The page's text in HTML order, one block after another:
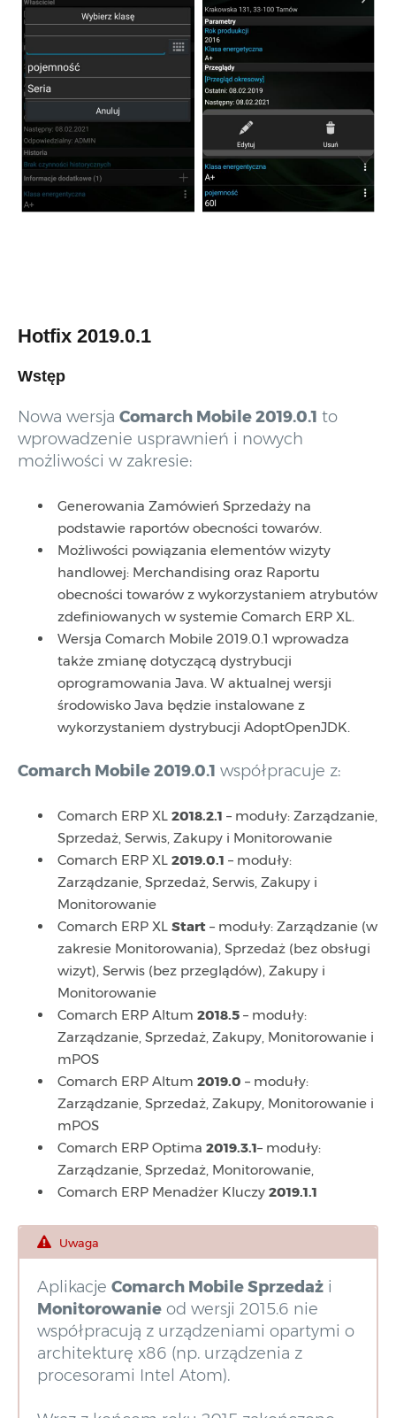
Hotfix 2019.0.1
Wstęp
Nowa wersja Comarch Mobile 2019.0.1 to
wprowadzenie usprawnień i nowych
możliwości w zakresie:
Generowania Zamówień Sprzedaży na
podstawie raportów obecności towarów.
Możliwości powiązania elementów wizyty
handlowej: Merchandising oraz Raportu
obecności towarów z wykorzystaniem atrybutów
zdefiniowanych w systemie Comarch ERP XL.
Wersja Comarch Mobile 2019.0.1 wprowadza
także zmianę dotyczącą dystrybucji
oprogramowania Java. W aktualnej wersji
środowisko Java będzie instalowane z
wykorzystaniem dystrybucji AdoptOpenJDK.
Comarch Mobile 2019.0.1 współpracuje z:
Comarch ERP XL 2018.2.1 – moduły: Zarządzanie,
Sprzedaż, Serwis, Zakupy i Monitorowanie
Comarch ERP XL 2019.0.1 – moduły:
Zarządzanie, Sprzedaż, Serwis, Zakupy i
Monitorowanie
Comarch ERP XL Start – moduły: Zarządzanie (w
zakresie Monitorowania), Sprzedaż (bez obsługi
wizyt), Serwis (bez przeglądów), Zakupy i
Monitorowanie
Comarch ERP Altum 2018.5 – moduły:
Zarządzanie, Sprzedaż, Zakupy, Monitorowanie i
mPOS
Comarch ERP Altum 2019.0 – moduły:
Zarządzanie, Sprzedaż, Zakupy, Monitorowanie i
mPOS
Comarch ERP Optima 2019.3.1– moduły:
Zarządzanie, Sprzedaż, Monitorowanie,
Comarch ERP Menadżer Kluczy 2019.1.1
Uwaga
Aplikacje Comarch Mobile Sprzedaż i
Monitorowanie od wersji 2015.6 nie
współpracują z urządzeniami opartymi o
architekturę x86 (np. urządzenia z
procesorami Intel Atom).